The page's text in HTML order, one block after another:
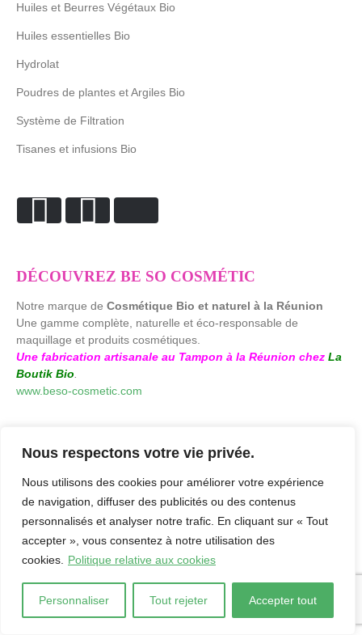
Nous respectons votre vie privée.
Nous utilisons des cookies pour améliorer votre expérience
de navigation, diffuser des publicités ou des contenus
personnalisés et analyser notre trafic. En cliquant sur « Tout
accepter », vous consentez à notre utilisation des
cookies.
Politique relative aux cookies
Personnaliser Tout rejeter Accepter tout
Huiles et Beurres Végétaux Bio
Huiles essentielles Bio
Hydrolat
Poudres de plantes et Argiles Bio
Système de Filtration
Tisanes et infusions Bio
DÉCOUVREZ BE SO COSMÉTIC
Notre marque de Cosmétique Bio et naturel à la Réunion
Une gamme complète, naturelle et éco-responsable de
maquillage et produits cosmétiques.
Une fabrication artisanale au Tampon à la Réunion chez La
Boutik Bio
www.beso-cosmetic.com
laboutikbio.com. © 2026. byAgence Creaweb-Mentions Légales-
Politique de confidentialité